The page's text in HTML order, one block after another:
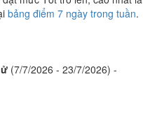
bảng điểm 7 ngày trong tuần.
(7/7/2026 - 23/7/2026) -